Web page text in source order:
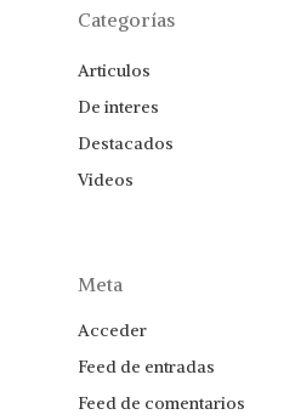
Categorías
Articulos
De interes
Destacados
Videos
Meta
Acceder
Feed de entradas
Feed de comentarios